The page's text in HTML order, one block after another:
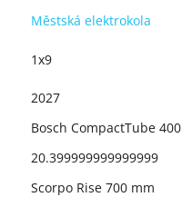
Městská elektrokola
1x9
2027
Bosch CompactTube 400
20.399999999999999
Scorpo Rise 700 mm